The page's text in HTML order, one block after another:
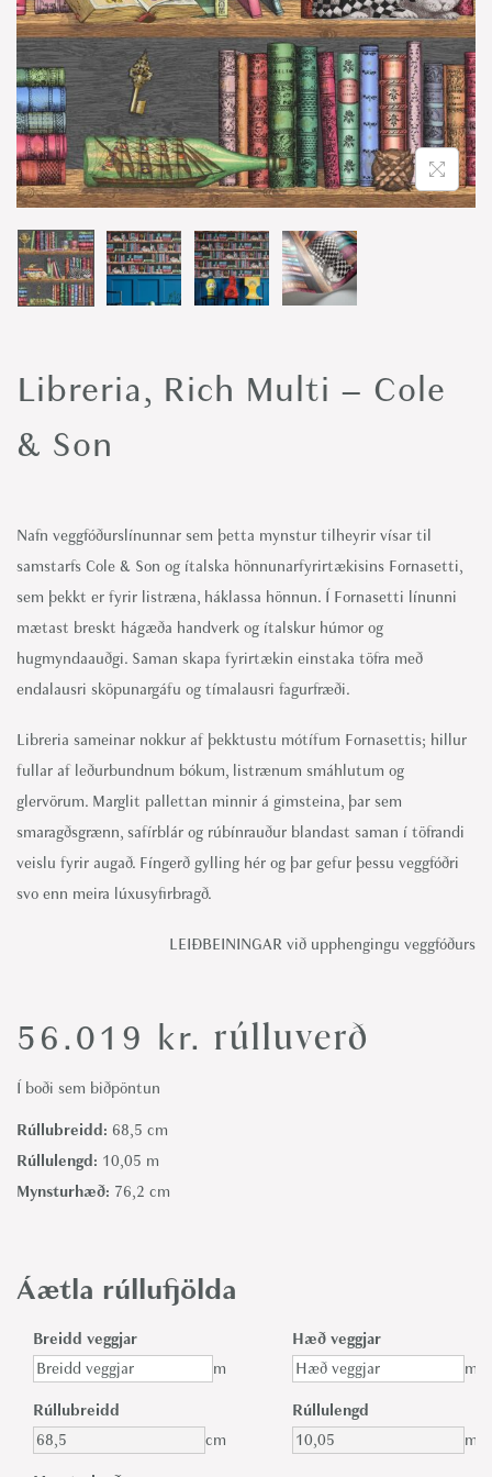
o
n
Libreria, Rich Multi – Cole
& Son
56.019 kr. rúlluverð
Nafn veggfóðurslínunnar sem þetta mynstur tilheyrir vísar til
samstarfs Cole & Son og ítalska hönnunarfyrirtækisins Fornasetti,
sem þekkt er fyrir listræna, háklassa hönnun. Í Fornasetti línunni
mætast breskt hágæða handverk og ítalskur húmor og
hugmyndaauðgi. Saman skapa fyrirtækin einstaka töfra með
endalausri sköpunargáfu og tímalausri fagurfræði.
Libreria sameinar nokkur af þekktustu mótífum Fornasettis; hillur
fullar af leðurbundnum bókum, listrænum smáhlutum og
glervörum. Marglit pallettan minnir á gimsteina, þar sem
smaragðsgrænn, safírblár og rúbínrauður blandast saman í töfrandi
veislu fyrir augað. Fíngerð gylling hér og þar gefur þessu veggfóðri
svo enn meira lúxusyfirbragð.
LEIÐBEININGAR við upphengingu veggfóðurs
Í boði sem biðpöntun
Rúllubreidd: 68,5 cm
Rúllulengd: 10,05 m
Mynsturhæð: 76,2 cm
Áætla rúllufjölda
Breidd veggjar
m
Hæð veggjar
m
Rúllubreidd
cm
Rúllulengd
m